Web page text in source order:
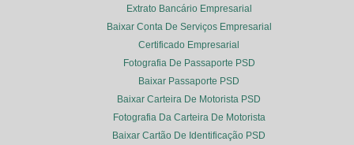
Extrato Bancário Empresarial
Baixar Conta De Serviços Empresarial
Certificado Empresarial
Fotografia De Passaporte PSD
Baixar Passaporte PSD
Baixar Carteira De Motorista PSD
Fotografia Da Carteira De Motorista
Baixar Cartão De Identificação PSD